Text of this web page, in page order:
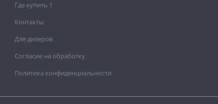
Где купить 1
Контакты
Для дилеров
Согласие на обработку
Политика конфиденциальности